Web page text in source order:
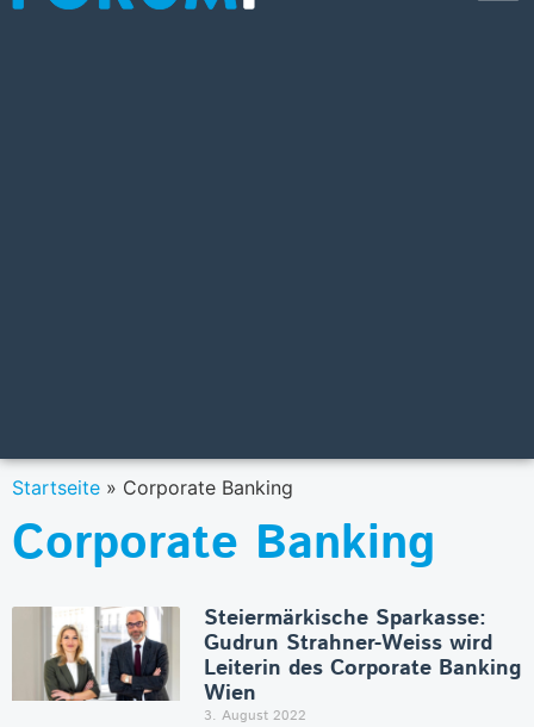
Startseite » Corporate Banking
Corporate Banking
Steiermärkische Sparkasse:
Gudrun Strahner-Weiss wird
Leiterin des Corporate Banking
Wien
3. August 2022